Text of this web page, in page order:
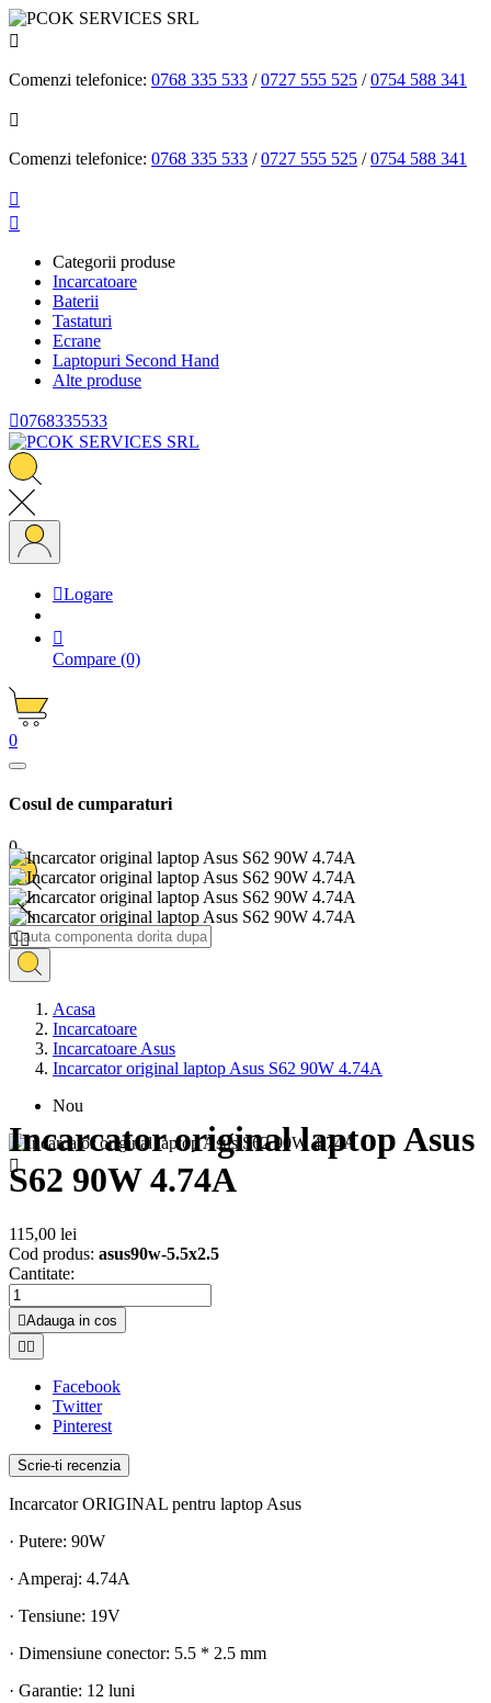

Comenzi telefonice: 0768 335 533 /0727 555 525 /0754 588 341

Comenzi telefonice: 0768 335 533 /0727 555 525 /0754 588 341


Categorii produse
Incarcatoare
Baterii
Tastaturi
Ecrane
Laptopuri Second Hand
Alte produse
0768335533
Logare

Compare (0)
0
Cosul de cumparaturi
0
Acasa
Incarcatoare
Incarcatoare Asus
Incarcator original laptop Asus S62 90W 4.74A
Nou


Incarcator original laptop Asus
S62 90W 4.74A
115,00 lei
Cod produs: asus90w-5.5x2.5
Cantitate:
Adauga in cos
 
Facebook
Twitter
Pinterest
Scrie-ti recenzia
Incarcator ORIGINAL pentru laptop Asus
· Putere: 90W
· Amperaj: 4.74A
· Tensiune: 19V
· Dimensiune conector: 5.5 * 2.5 mm
· Garantie: 12 luni